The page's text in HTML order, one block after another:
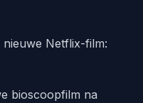
Netflix-film:
bioscoopfilm na